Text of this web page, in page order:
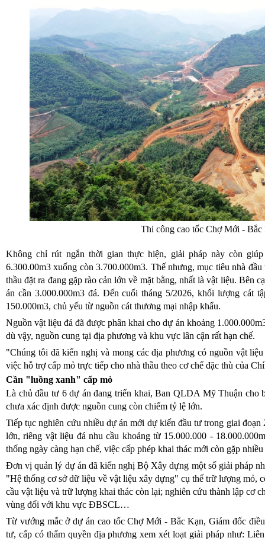
Thi công cao tốc Chợ Mới - Bắc
Không chỉ rút ngắn thời gian thực hiện, giải pháp này còn
6.300.00m3 xuống còn 3.700.000m3. Thế nhưng, mục tiêu nhà
thầu đặt ra đang gặp rào cản lớn về mặt bằng, nhất là vật liệu. Bên
án cần 3.000.000m3 đá. Đến cuối tháng 5/2026, khối lượng cát
150.000m3, chủ yếu từ nguồn cát thương mại nhập khẩu.
Nguồn vật liệu đá đã được phân khai cho dự án khoảng
dù vậy, nguồn cung tại địa phương và khu vực lân cận rất hạn chế.
"Chúng tôi đã kiến nghị và mong các địa phương có nguồn vật
việc hỗ trợ cấp mỏ trực tiếp cho nhà thầu theo cơ chế đặc thù của
Cần "luồng xanh" cấp mỏ
Là chủ đầu tư 6 dự án đang triển khai, Ban QLDA Mỹ Thuận cho
chưa xác định được nguồn cung còn chiếm tỷ lệ lớn.
Tiếp tục nghiên cứu nhiều dự án mới dự kiến đầu tư trong giai đoạn
lớn, riêng vật liệu đá nhu cầu khoảng từ 15.000.000 -
thống ngày càng hạn chế, việc cấp phép khai thác mới còn gặp
Đơn vị quản lý dự án đã kiến nghị Bộ Xây dựng một số giải pháp
"Hệ thống cơ sở dữ liệu về vật liệu xây dựng" cụ thể trữ lượng mỏ,
cầu vật liệu và trữ lượng khai thác còn lại; nghiên cứu thành lập cơ
vùng đối với khu vực ĐBSCL…
Từ vướng mắc ở dự án cao tốc Chợ Mới - Bắc Kạn, Giám đốc
tư, cấp có thẩm quyền địa phương xem xét loạt giải pháp như: